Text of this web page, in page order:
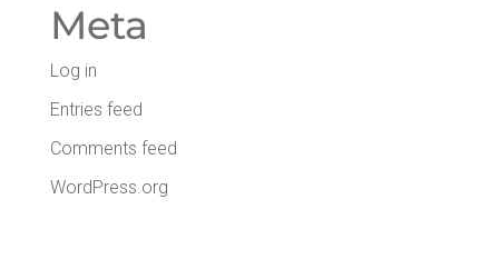
Meta
Log in
Entries feed
Comments feed
WordPress.org